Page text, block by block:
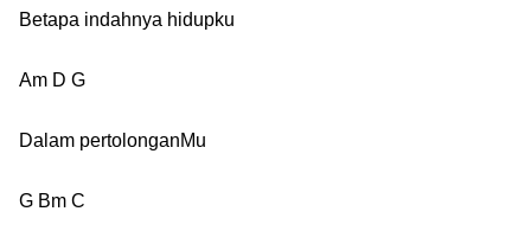
Betapa indahnya hidupku
Am D G
Dalam pertolonganMu
G Bm C